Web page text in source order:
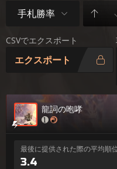
手札勝率
CSVでエクスポート
エクスポート
龍詞の咆哮
最後に提供された際の平均順
3.4